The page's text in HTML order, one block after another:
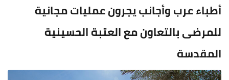
أطباء عرب وأجانب يجرون عمليات مجانية
للمرضى بالتعاون مع العتبة الحسينية
المقدسة